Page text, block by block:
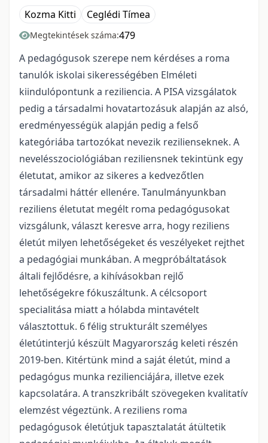
Kozma Kitti Ceglédi Tímea
Megtekintések száma:479
A pedagógusok szerepe nem kérdéses a roma
tanulók iskolai sikerességében Elméleti
kiindulópontunk a reziliencia. A PISA vizsgálatok
pedig a társadalmi hovatartozásuk alapján az alsó,
eredményességük alapján pedig a felső
kategóriába tartozókat nevezik rezilienseknek. A
nevelésszociológiában reziliensnek tekintünk egy
életutat, amikor az sikeres a kedvezőtlen
társadalmi háttér ellenére. Tanulmányunkban
reziliens életutat megélt roma pedagógusokat
vizsgálunk, választ keresve arra, hogy reziliens
életút milyen lehetőségeket és veszélyeket rejthet
a pedagógiai munkában. A megpróbáltatások
általi fejlődésre, a kihívásokban rejlő
lehetőségekre fókuszáltunk. A célcsoport
specialitása miatt a hólabda mintavételt
választottuk. 6 félig strukturált személyes
életútinterjú készült Magyarország keleti részén
2019-ben. Kitértünk mind a saját életút, mind a
pedagógus munka rezilienciájára, illetve ezek
kapcsolatára. A transzkribált szövegeken kvalitatív
elemzést végeztünk. A reziliens roma
pedagógusok életútjuk tapasztalatát átültetik